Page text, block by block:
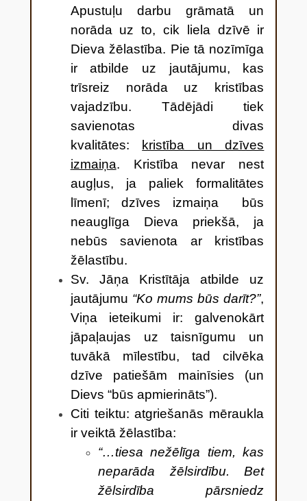
Apustuļu darbu grāmatā un
norāda uz to, cik liela dzīvē ir
Dieva žēlastība. Pie tā nozīmīga
ir atbilde uz jautājumu, kas
trīsreiz norāda uz kristības
vajadzību. Tādējādi tiek
savienotas divas
kvalitātes: kristība un dzīves
izmaiņa. Kristība nevar nest
augļus, ja paliek formalitātes
līmenī; dzīves izmaiņa būs
neauglīga Dieva priekšā, ja
nebūs savienota ar kristības
žēlastību.
Sv. Jāņa Kristītāja atbilde uz
jautājumu “Ko mums būs darīt?”,
Viņa ieteikumi ir: galvenokārt
jāpaļaujas uz taisnīgumu un
tuvākā mīlestību, tad cilvēka
dzīve patiešām mainīsies (un
Dievs “būs apmierināts”).
Citi teiktu: atgriešanās mēraukla
ir veiktā žēlastība:
“…tiesa nežēlīga tiem, kas
neparāda žēlsirdību. Bet
žēlsirdība pārsniedz